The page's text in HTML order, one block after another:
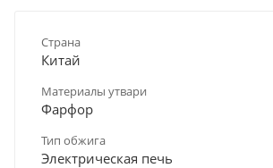
Страна
Китай
Материалы утвари
Фарфор
Тип обжига
Электрическая печь